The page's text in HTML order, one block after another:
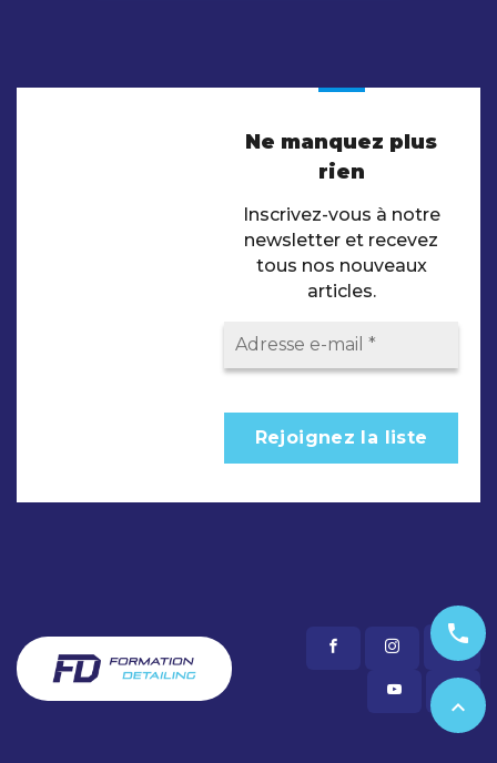
Ne manquez plus
rien
Inscrivez-vous à notre
newsletter et recevez
tous nos nouveaux
articles.
phone
expand_less